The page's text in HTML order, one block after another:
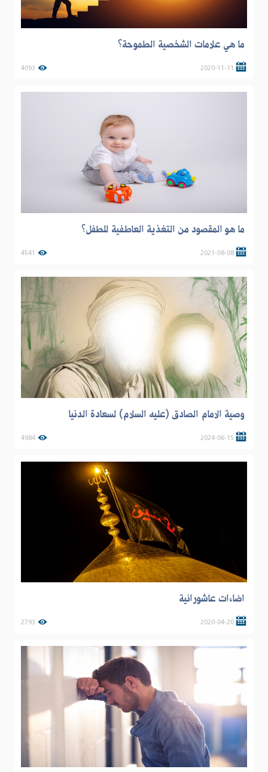
ما هي علامات الشخصية الطموحة؟
2020-11-11
4093
ما هو المقصود من التغذية العاطفية للطفل؟
2021-08-08
4541
وصية الامام الصادق (عليه السلام) لسعادة الدنيا
2024-06-15
4984
اضاءات عاشورائية
2020-04-20
2793